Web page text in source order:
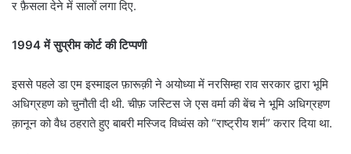
र फ़ैसला देने में सालों लगा दिए.
1994 में सुप्रीम कोर्ट की टिप्पणी
इससे पहले डा एम इस्माइल फ़ारूक़ी ने अयोध्या में नरसिम्हा राव सरकार द्वारा भूमि
अधिग्रहण को चुनौती दी थी. चीफ़ जस्टिस जे एस वर्मा की बेंच ने भूमि अधिग्रहण
क़ानून को वैध ठहराते हुए बाबरी मस्जिद विध्वंस को “राष्ट्रीय शर्म” करार दिया था.